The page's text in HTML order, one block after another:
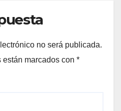
no será publicada.
están marcados con *